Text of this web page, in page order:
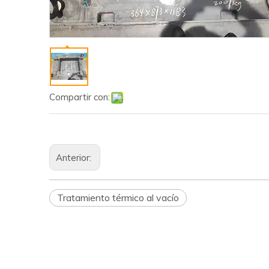
Compartir con:
Anterior:
Tratamiento térmico al vacío